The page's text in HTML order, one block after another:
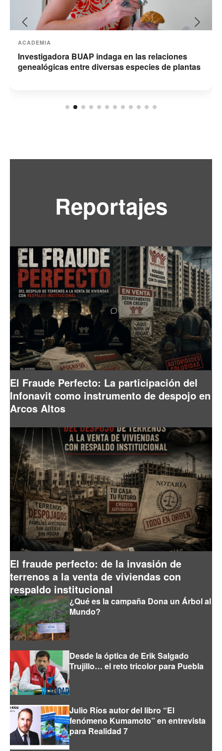
ACADEMIA
Investigadora BUAP indaga en las relaciones
genealógicas entre diversas especies de plantas
Reportajes
El Fraude Perfecto: La participación del
Infonavit como instrumento de despojo en
Arcos Altos
El fraude perfecto: de la invasión de
terrenos a la venta de viviendas con
respaldo institucional
¿Qué es la campaña Dona un Árbol al
Mundo?
Desde la óptica de Erik Salgado
Trujillo… el reto tricolor para Puebla
Julio Ríos autor del libro “El
fenómeno Kumamoto” en entrevista
para Realidad 7